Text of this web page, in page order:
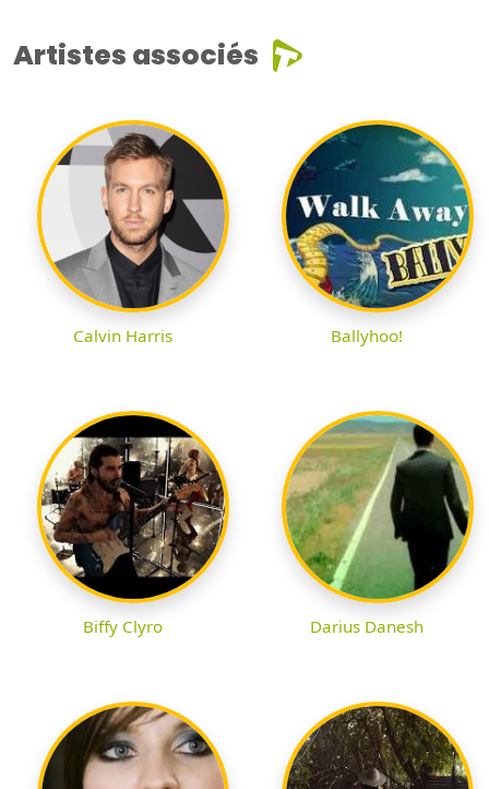
Artistes associés
Calvin Harris Ballyhoo!
Biffy Clyro Darius Danesh